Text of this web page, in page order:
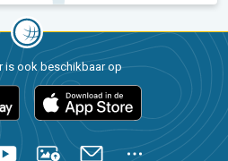
is ook beschikbaar op